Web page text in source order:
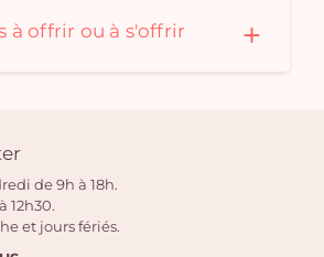
à offrir ou à s'offrir
de 9h à 18h.
12h30.
et jours fériés.